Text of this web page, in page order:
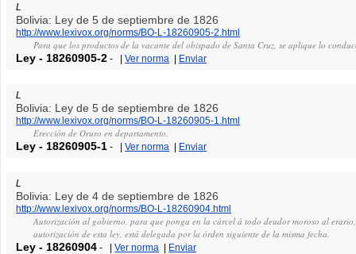
L
Bolivia: Ley de 5 de septiembre de 1826
http://www.lexivox.org/norms/BO-L-18260905-2.html
Para que los productos de la vacante del obispado de Santa Cruz, se aplique lo
Ley - 18260905-2 - |Ver norma | Enviar
L
Bolivia: Ley de 5 de septiembre de 1826
http://www.lexivox.org/norms/BO-L-18260905-1.html
Erección de Oruro en departamento.
Ley - 18260905-1 - |Ver norma | Enviar
L
Bolivia: Ley de 4 de septiembre de 1826
http://www.lexivox.org/norms/BO-L-18260904.html
Autorización al gobierno, para que ponga en la cárcel á todo deudor moroso al
autorización de esta ley, está delegada por la órden siguiente de la misma fecha.
Ley - 18260904 - |Ver norma | Enviar